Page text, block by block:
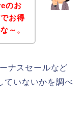
のお
お得
～。
ナスセールなど
ていないかを調べ